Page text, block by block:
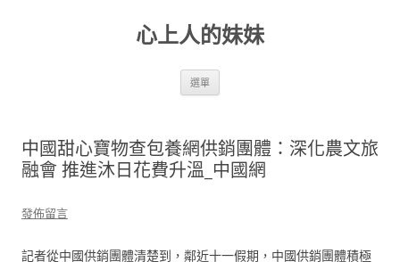
心上人的妹妹
選單
中國甜心寶物查包養網供銷團體：深化農文旅
融會 推進沐日花費升溫_中國網
發佈留言
記者從中國供銷團體清楚到，鄰近十一假期，中國供銷團體積極